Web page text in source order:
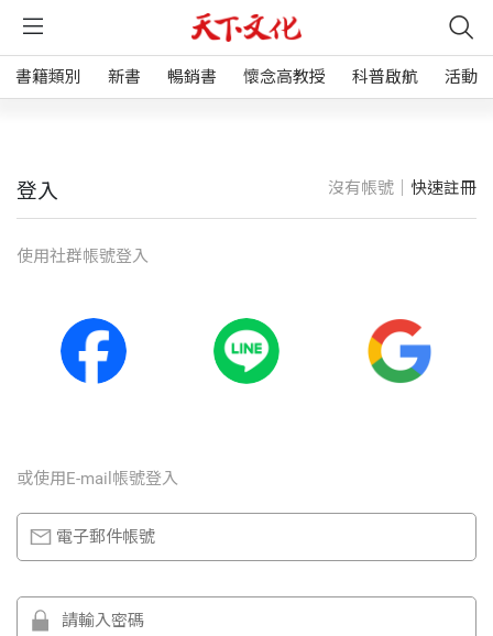
書籍類別 新書 暢銷書 懷念高教授 科普啟航 活動
登入 沒有帳號｜ 快速註冊
使⽤社群帳號登入
或使⽤E-mail帳號登入